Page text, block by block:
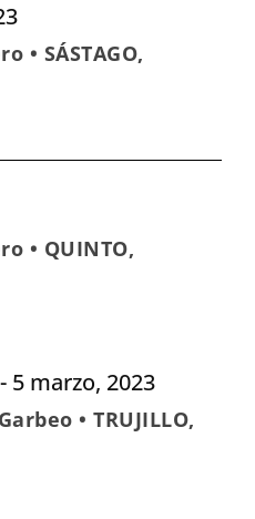
• SÁSTAGO,
• QUINTO,
- 5 marzo, 2023
• TRUJILLO,